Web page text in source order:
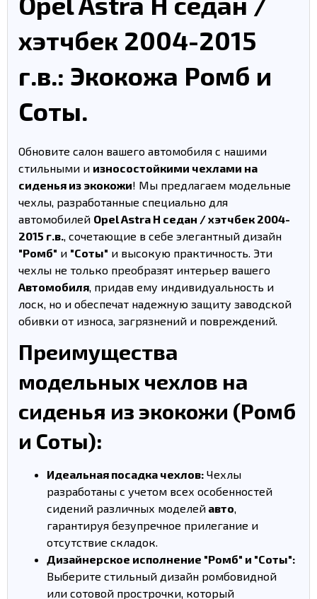
хэтчбек 2004-2015
г.в.: Экокожа Ромб и
Соты.
Обновите салон вашего автомобиля с нашими
стильными и износостойкими чехлами на
сиденья из экокожи! Мы предлагаем модельные
чехлы, разработанные специально для
автомобилей Opel Astra H седан / хэтчбек 2004-
2015 г.в., сочетающие в себе элегантный дизайн
"Ромб" и "Соты" и высокую практичность. Эти
чехлы не только преобразят интерьер вашего
Автомобиля, придав ему индивидуальность и
лоск, но и обеспечат надежную защиту заводской
обивки от износа, загрязнений и повреждений.
Преимущества
модельных чехлов на
сиденья из экокожи (Ромб
и Соты):
Идеальная посадка чехлов: Чехлы
разработаны с учетом всех особенностей
сидений различных моделей авто,
гарантируя безупречное прилегание и
отсутствие складок.
Дизайнерское исполнение "Ромб" и "Соты":
Выберите стильный дизайн ромбовидной
или сотовой прострочки, который